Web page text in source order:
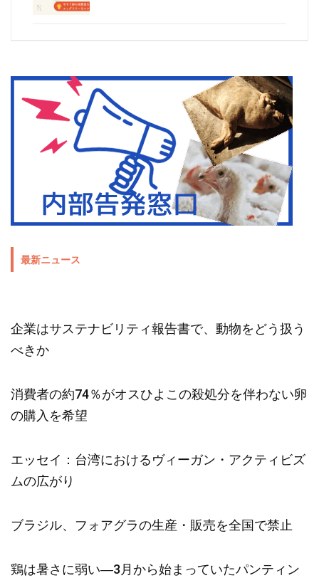
最新ニュース
企業はサステナビリティ報告書で、動物をどう扱う
べきか
消費者の約74％がオスひよこの殺処分を伴わない卵
の購入を希望
エッセイ：台湾におけるヴィーガン・アクティビズ
ムの広がり
ブラジル、フォアグラの生産・販売を全国で禁止
鶏は暑さに弱い―3月から始まっていたパンティン